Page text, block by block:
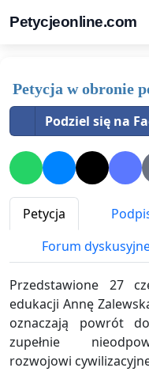
Petycjeonline.com
Petycja w obronie
Podziel się na
Petycja
Forum
Przedstawione 27
edukacji Annę
oznaczają powrót
zupełnie
rozwojowi